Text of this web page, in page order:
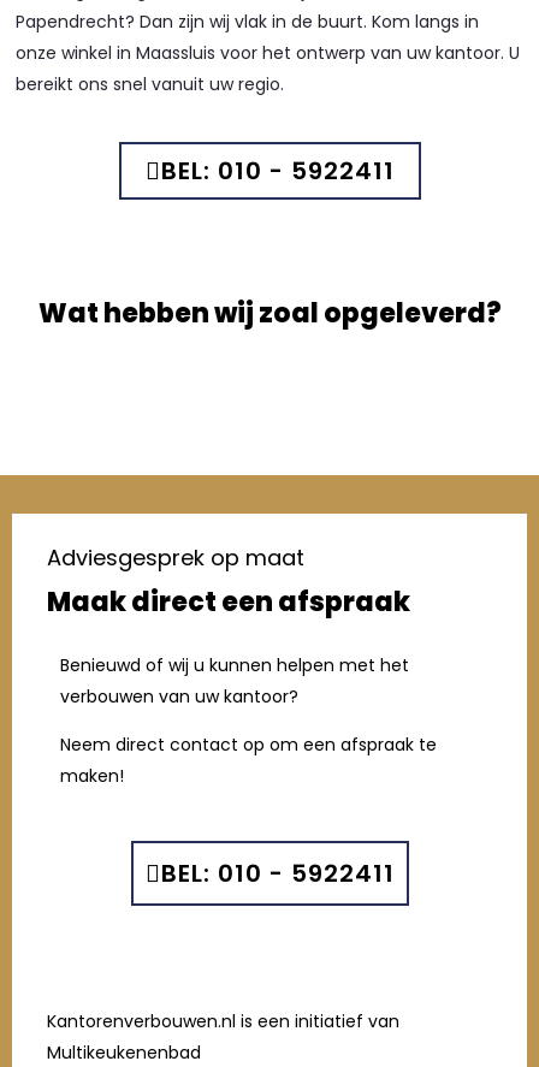
Papendrecht? Dan zijn wij vlak in de buurt. Kom langs in
onze winkel in Maassluis voor het ontwerp van uw kantoor. U
bereikt ons snel vanuit uw regio.
BEL: 010 - 5922411
Wat hebben wij zoal opgeleverd?
Adviesgesprek op maat
Maak direct een afspraak
Benieuwd of wij u kunnen helpen met het
verbouwen van uw kantoor?
Neem direct contact op om een afspraak te
maken!
BEL: 010 - 5922411
Kantorenverbouwen.nl is een initiatief van
Multikeukenenbad